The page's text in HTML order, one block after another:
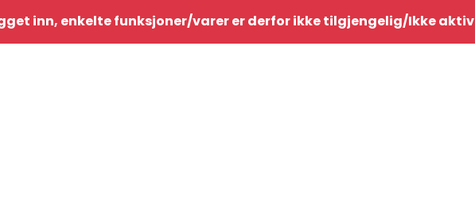
Infosenter
inn, enkelte funksjoner/varer er derfor ikke tilgjengelig/Ikke aktiv